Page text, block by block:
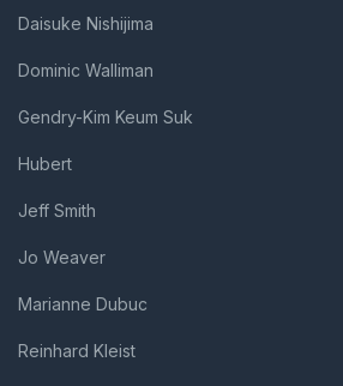
Daisuke Nishijima
Dominic Walliman
Gendry-Kim Keum Suk
Hubert
Jeff Smith
Jo Weaver
Marianne Dubuc
Reinhard Kleist